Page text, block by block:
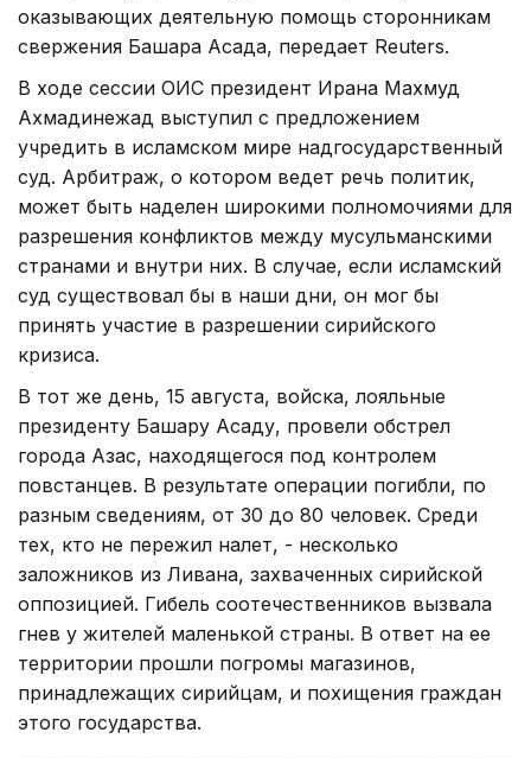
оказывающих деятельную помощь сторонникам
свержения Башара Асада, передает Reuters.
В ходе сессии ОИС президент Ирана Махмуд
Ахмадинежад выступил с предложением
учредить в исламском мире надгосударственный
суд. Арбитраж, о котором ведет речь политик,
может быть наделен широкими полномочиями для
разрешения конфликтов между мусульманскими
странами и внутри них. В случае, если исламский
суд существовал бы в наши дни, он мог бы
принять участие в разрешении сирийского
кризиса.
В тот же день, 15 августа, войска, лояльные
президенту Башару Асаду, провели обстрел
города Азас, находящегося под контролем
повстанцев. В результате операции погибли, по
разным сведениям, от 30 до 80 человек. Среди
тех, кто не пережил налет, - несколько
заложников из Ливана, захваченных сирийской
оппозицией. Гибель соотечественников вызвала
гнев у жителей маленькой страны. В ответ на ее
территории прошли погромы магазинов,
принадлежащих сирийцам, и похищения граждан
этого государства.